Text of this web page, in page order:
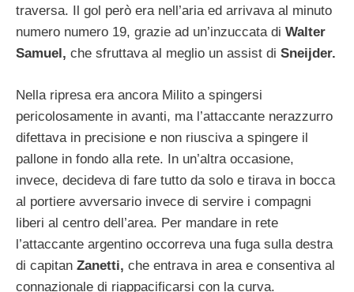
traversa. Il gol però era nell’aria ed arrivava al minuto
numero numero 19, grazie ad un’inzuccata di Walter
Samuel, che sfruttava al meglio un assist di Sneijder.
Nella ripresa era ancora Milito a spingersi
pericolosamente in avanti, ma l’attaccante nerazzurro
difettava in precisione e non riusciva a spingere il
pallone in fondo alla rete. In un’altra occasione,
invece, decideva di fare tutto da solo e tirava in bocca
al portiere avversario invece di servire i compagni
liberi al centro dell’area. Per mandare in rete
l’attaccante argentino occorreva una fuga sulla destra
di capitan Zanetti, che entrava in area e consentiva al
connazionale di riappacificarsi con la curva.